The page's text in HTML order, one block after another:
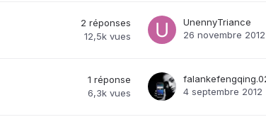
2 réponses
12,5k vues
UnennyTriance
26 novembre 2012
1 réponse
6,3k vues
4 septembre 2012